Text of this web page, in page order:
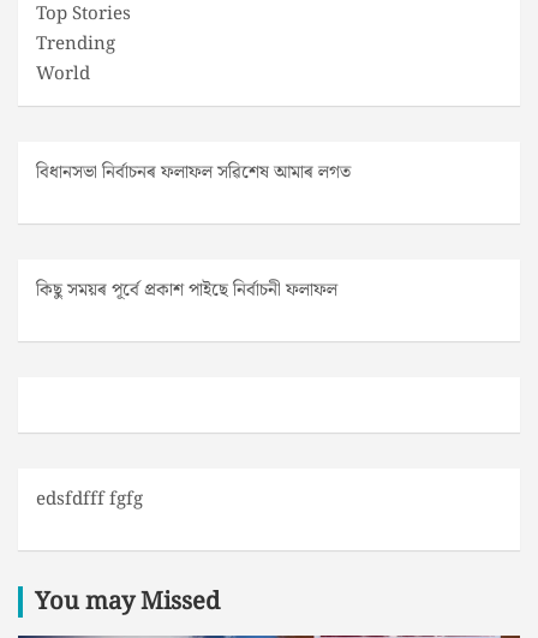
Top Stories
Trending
World
বিধানসভা নিৰ্বাচনৰ ফলাফল সৱিশেষ আমাৰ লগত
কিছু সময়ৰ পূৰ্বে প্ৰকাশ পাইছে নিৰ্বাচনী ফলাফল
edsfdfff fgfg
You may Missed